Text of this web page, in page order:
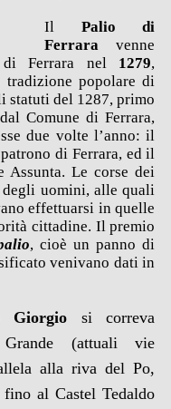
Il Palio di
Ferraravenne
di Ferrara nel 1279,
popolare di
statuti del 1287, primo
Comune di Ferrara,
due volte l’anno: il
di Ferrara, ed il
Assunta. Le corse dei
uomini, alle quali
effettuarsi in quelle
cittadine. Il premio
, cioè un panno di
venivano dati in
Giorgio si correva
(attuali vie
alla riva del Po,
al Castel Tedaldo